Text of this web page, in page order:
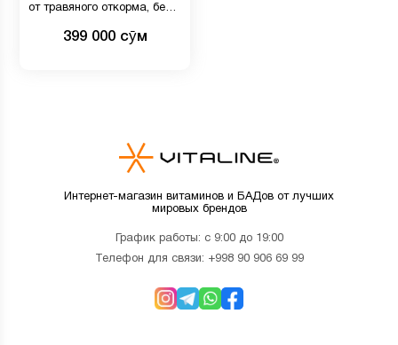
от травяного откорма, без
399 000 сӯм
Интернет-магазин витаминов и БАДов от лучших
мировых брендов
График работы: с 9:00 до 19:00
Телефон для связи: +998 90 906 69 99